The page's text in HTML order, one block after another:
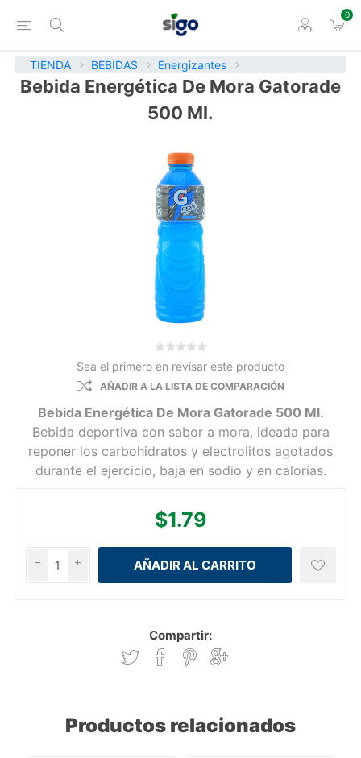
0
TIENDA BEBIDAS Energizantes
Bebida Energética De Mora Gatorade
500 Ml.
Sea el primero en revisar este producto
AÑADIR A LA LISTA DE COMPARACIÓN
Bebida Energética De Mora Gatorade 500 Ml.
Bebida deportiva con sabor a mora, ideada para
reponer los carbohidratos y electrolitos agotados
durante el ejercicio, baja en sodio y en calorías.
$1.79
i
h
Compartir:
Productos relacionados